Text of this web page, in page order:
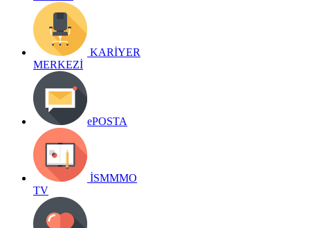
KARİYER
MERKEZİ
ePOSTA
İSMMMO
TV